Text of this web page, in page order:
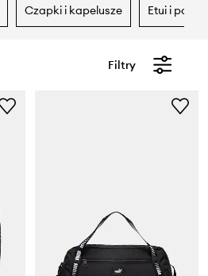
czapki i kapelusze etui i
Filtry